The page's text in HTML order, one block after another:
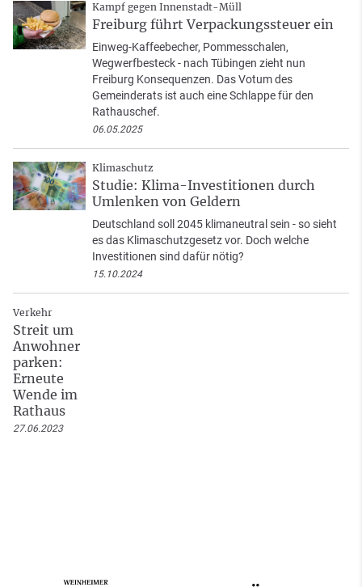
Kampf gegen Innenstadt-Müll
Freiburg führt Verpackungssteuer ein
Einweg-Kaffeebecher, Pommesschalen,
Wegwerfbesteck - nach Tübingen zieht nun
Freiburg Konsequenzen. Das Votum des
Gemeinderats ist auch eine Schlappe für den
Rathauschef.
06.05.2025
Klimaschutz
Studie: Klima-Investitionen durch
Umlenken von Geldern
Deutschland soll 2045 klimaneutral sein - so sieht
es das Klimaschutzgesetz vor. Doch welche
Investitionen sind dafür nötig?
15.10.2024
Verkehr
Streit um
Anwohner
parken:
Erneute
Wende im
Rathaus
27.06.2023